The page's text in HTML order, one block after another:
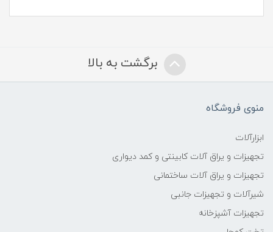
برگشت به بالا
منوی فروشگاه
ابزارآلات
تجهیزات و یراق آلات کابینتی و کمد دیواری
تجهیزات و یراق آلات ساختمانی
شیرآلات و تجهیزات جانبی
تجهیزات آشپزخانه